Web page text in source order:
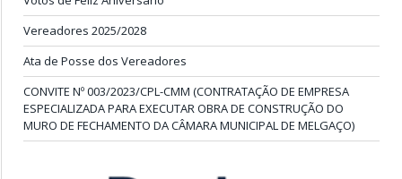
Vereadores 2025/2028
Ata de Posse dos Vereadores
CONVITE Nº 003/2023/CPL-CMM (CONTRATAÇÃO DE EMPRESA
ESPECIALIZADA PARA EXECUTAR OBRA DE CONSTRUÇÃO DO
MURO DE FECHAMENTO DA CÂMARA MUNICIPAL DE MELGAÇO)